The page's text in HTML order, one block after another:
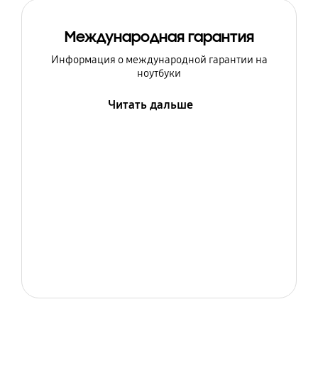
Международная гарантия
Информация о международной гарантии на
ноутбуки
Читать дальше